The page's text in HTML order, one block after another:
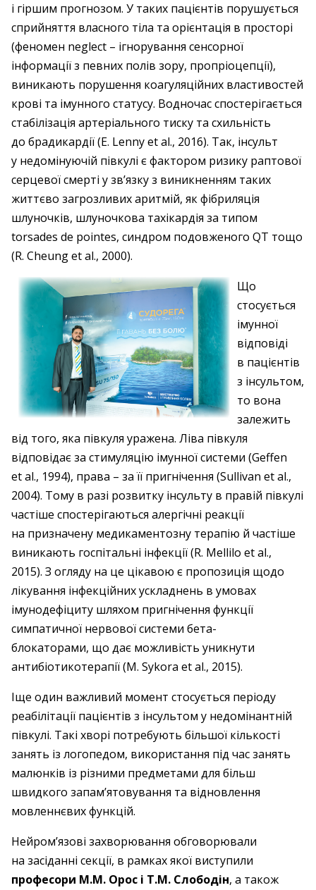
і гіршим прогнозом. У таких пацієнтів порушується
сприйняття власного тіла та орієнтація в просторі
(феномен neglect – ігнорування сенсорної
інформації з певних полів зору, пропріоцепції),
виникають порушення коагуляційних властивостей
крові та імунного статусу. Водночас спостерігається
стабілізація артеріального тиску та схильність
до брадикардії (E. Lenny et al., 2016). Так, інсульт
у недомінуючій півкулі є фактором ризику раптової
серцевої смерті у зв’язку з виникненням таких
життєво загрозливих аритмій, як фібриляція
шлуночків, шлуночкова тахікардія за типом
torsades de pointes, синдром подовженого QT тощо
(R. Cheung et al., 2000).
Що
стосується
імунної
відповіді
в пацієнтів
з інсультом,
то вона
залежить
від того, яка півкуля уражена. Ліва півкуля
відповідає за стимуляцію імунної системи (Geffen
et al., 1994), права – за її пригнічення (Sullivan et al.,
2004). Тому в разі розвитку інсульту в правій півкулі
частіше спостерігаються алергічні реакції
на призначену медикаментозну терапію й частіше
виникають госпітальні інфекції (R. Mellilo et al.,
2015). З огляду на це цікавою є пропозиція щодо
лікування інфекційних ускладнень в умовах
імунодефіциту шляхом пригнічення функції
симпатичної нервової системи бета-
блокаторами, що дає можливість уникнути
антибіотикотерапії (M. Sykora et al., 2015).
Іще один важливий момент стосується періоду
реабілітації пацієнтів з інсультом у недомінантній
півкулі. Такі хворі потребують більшої кількості
занять із логопедом, використання під час занять
малюнків із різними предметами для більш
швидкого запам’ятовування та відновлення
мовленнєвих функцій.
Нейром’язові захворювання обговорювали
на засіданні секції, в рамках якої виступили
професори М.М. Орос і Т.М. Слободін, а також